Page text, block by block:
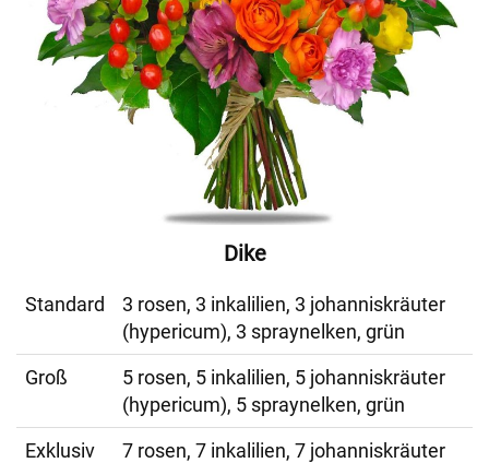
Dike
Standard
3 rosen, 3 inkalilien, 3 johanniskräuter
(hypericum), 3 spraynelken, grün
Groß
5 rosen, 5 inkalilien, 5 johanniskräuter
(hypericum), 5 spraynelken, grün
Exklusiv
7 rosen, 7 inkalilien, 7 johanniskräuter